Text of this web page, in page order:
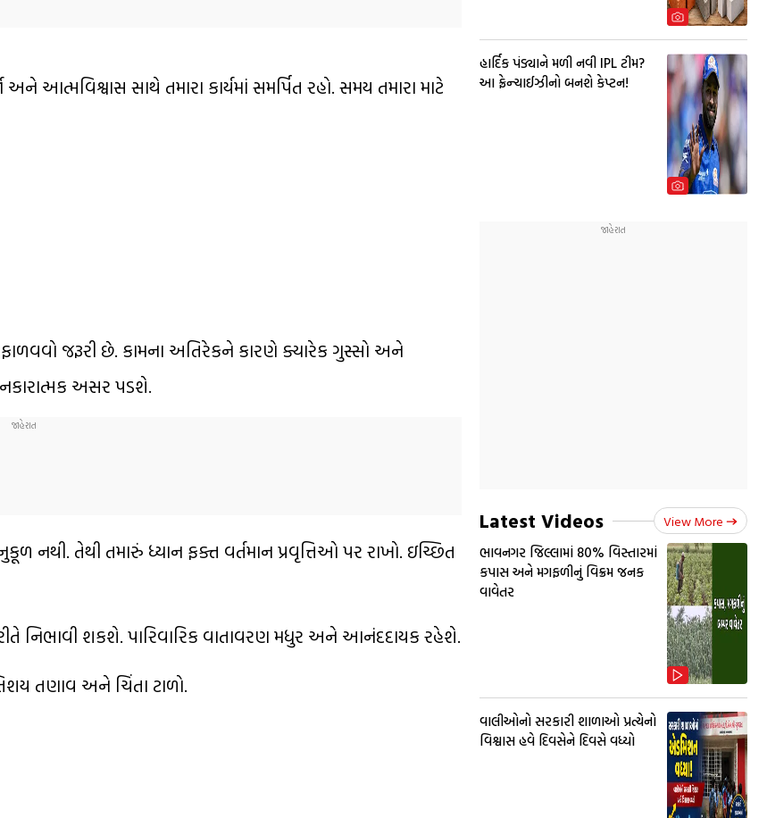
આત્મવિશ્વાસ સાથે તમારા કાર્યમાં સમર્પિત રહો. સમય તમારા માટે
જરૂરી છે. કામના અતિરેકને કારણે ક્યારેક ગુસ્સો અને
અસર પડશે.
નથી. તેથી તમારું ધ્યાન ફક્ત વર્તમાન પ્રવૃત્તિઓ પર રાખો. ઇચ્છિત
નિભાવી શકશે. પારિવારિક વાતાવરણ મધુર અને આનંદદાયક રહેશે.
તણાવ અને ચિંતા ટાળો.
હાર્દિક પંડ્યાને મળી નવી IPL ટીમ?
આ ફ્રેન્ચાઈઝીનો બનશે કેપ્ટન!
Latest Videos View More
ભાવનગર જિલ્લામાં 80% વિસ્તારમાં
કપાસ અને મગફળીનું વિક્રમ જનક
વાવેતર
વાલીઓનો સરકારી શાળાઓ પ્રત્યેનો
વિશ્વાસ હવે દિવસેને દિવસે વધ્યો